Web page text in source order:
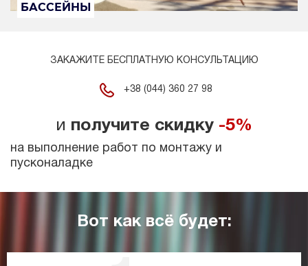
БАССЕЙНЫ
ЗАКАЖИТЕ БЕСПЛАТНУЮ КОНСУЛЬТАЦИЮ
+38 (044) 360 27 98
и получите скидку -5%
на выполнение работ по монтажу и
пусконаладке
Вот как всё будет: